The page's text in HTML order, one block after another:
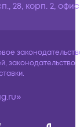
28, корп. 2,
законодательство